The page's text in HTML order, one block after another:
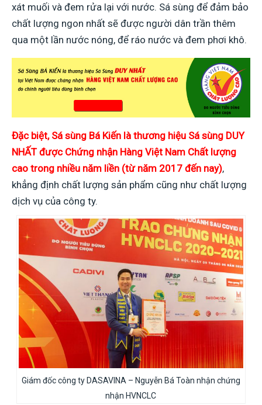
xát muối và đem rửa lại với nước. Sá sùng để đảm bảo
chất lượng ngon nhất sẽ được người dân trần thêm
qua một lần nước nóng, để ráo nước và đem phơi khô.
Đặc biệt, Sá sùng Bá Kiến là thương hiệu Sá sùng DUY
NHẤT được Chứng nhận Hàng Việt Nam Chất lượng
cao trong nhiều năm liền (từ năm 2017 đến nay),
khẳng định chất lượng sản phẩm cũng như chất lượng
dịch vụ của công ty.
Giám đốc công ty DASAVINA – Nguyễn Bá Toàn nhận chứng
nhận HVNCLC